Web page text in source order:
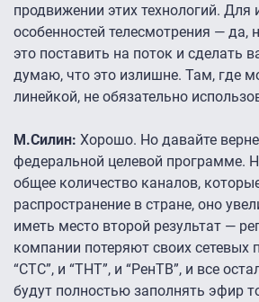
продвижении этих технологий. Для
особенностей телесмотрения — да,
это поставить на поток и сделать
думаю, что это излишне. Там, где
линейкой, не обязательно
М.Силин: Хорошо. Но давайте
федеральной целевой программе.
общее количество каналов,
распространение в стране, оно
иметь место второй результат —
компании потеряют своих сетевых
“СТС”, и “ТНТ”, и “РенТВ”, и все
будут полностью заполнять эфир